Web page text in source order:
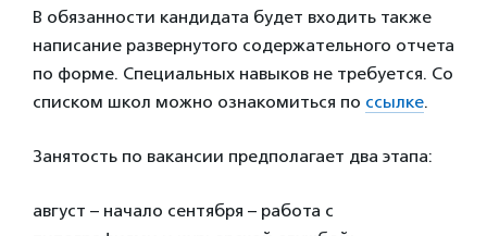
В обязанности кандидата будет входить также
написание развернутого содержательного отчета
по форме. Специальных навыков не требуется. Со
списком школ можно ознакомиться по ссылке.
Занятость по вакансии предполагает два этапа:
август – начало сентября – работа с